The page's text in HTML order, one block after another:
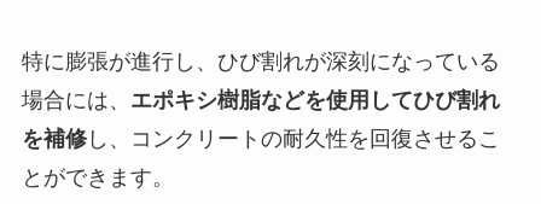
特に膨張が進行し、ひび割れが深刻になっている
場合には、 エポキシ樹脂などを使用してひび割れ
を補修し、コンクリートの耐久性を回復させるこ
とができます。